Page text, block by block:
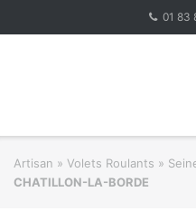
01 83
Artisan » Volets Roulants »
CHATILLON-LA-BORDE